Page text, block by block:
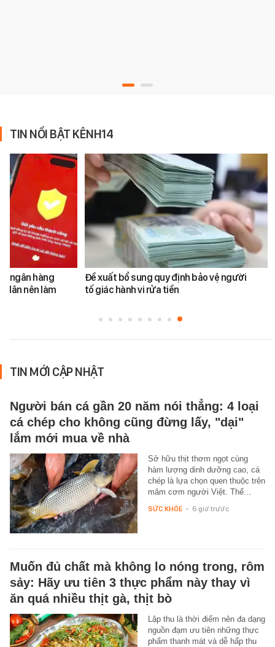
TIN NỔI BẬT KÊNH14
ngân hàng
dân nên làm
Đề xuất bổ sung quy định bảo vệ người
tố giác hành vi rửa tiền
TIN MỚI CẬP NHẬT
Người bán cá gần 20 năm nói thẳng: 4 loại
cá chép cho không cũng đừng lấy, "dại"
lắm mới mua về nhà
Sở hữu thịt thơm ngọt cùng
hàm lượng dinh dưỡng cao, cá
chép là lựa chọn quen thuộc trên
mâm cơm người Việt. Thế…
SỨC KHỎE - 6 giờ trước
Muốn đủ chất mà không lo nóng trong, rôm
sảy: Hãy ưu tiên 3 thực phẩm này thay vì
ăn quá nhiều thịt gà, thịt bò
Lập thu là thời điểm nên đa dạng
nguồn đạm ưu tiên những thực
phẩm thanh mát và dễ hấp thu